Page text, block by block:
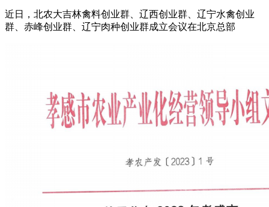
近日，北农大吉林禽料创业群、辽西创业群、辽宁水禽创业
群、赤峰创业群、辽宁肉种创业群成立会议在北京总部